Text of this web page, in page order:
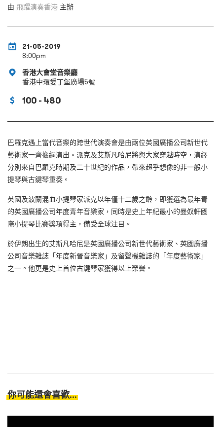
由 飛躍演奏香港 主辦
21-05-2019
8:00pm
香港大會堂音樂廳
香港中環愛丁堡廣場5號
100 - 480
巴羅克遇上當代音樂的跨世代演奏會是由兩位英國廣播公司新世代
藝術家一齊擔綱演出。派克及艾斯凡哈尼將與大家穿越時空，演繹
分別來自巴羅克時期及二十世紀的作品，帶來超乎想像的非一般小
提琴與古鍵琴重奏。
英國及波蘭混血小提琴家派克以年僅十二歲之齡，即獲選為最年青
的英國廣播公司年度青年音樂家，同時是史上年紀最小的曼奴軒國
際小提琴比賽獎項得主，備受全球注目。
於伊朗出生的艾斯凡哈尼是英國廣播公司新世代藝術家、英國廣播
公司音樂雜誌「年度新晉音樂家」及留聲機雜誌的「年度藝術家」
之一。他更是史上首位古鍵琴家獲得以上榮譽。
你可能還會喜歡...